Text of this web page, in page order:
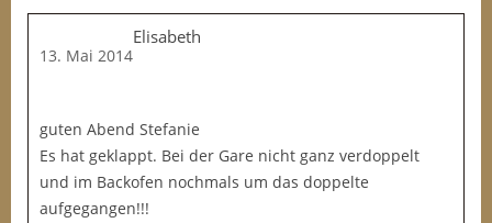
Elisabeth
13. Mai 2014
guten Abend Stefanie
Es hat geklappt. Bei der Gare nicht ganz verdoppelt
und im Backofen nochmals um das doppelte
aufgegangen!!!